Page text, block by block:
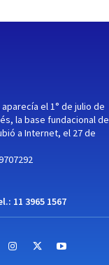
el 1° de julio de
la base fundacional de
a Internet, el 27 de
11 3965 1567